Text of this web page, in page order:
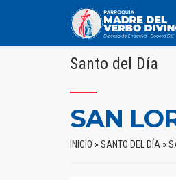
Santo del Día
SAN
INICIO »SANTO DEL DÍA »